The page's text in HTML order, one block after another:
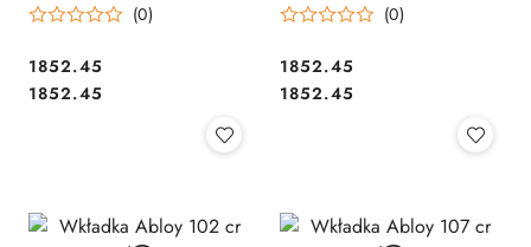
(0)
Cena:
1852.45
Cena:
1852.45
(0)
Cena:
1852.45
Cena:
1852.45